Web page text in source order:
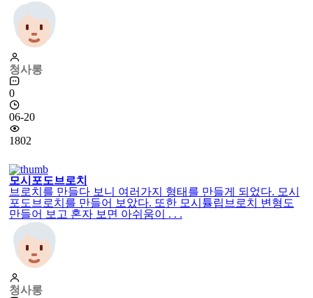
청사롱
0
06-20
1802
모시포도브로치
브로치를 만들다 보니 여러가지 형태를 만들게 되었다. 모시
포도브로치를 만들어 보았다. 또한 모시튤립브로치 변형도
만들어 보고 혼자 보면 아쉬움이 . . .
청사롱